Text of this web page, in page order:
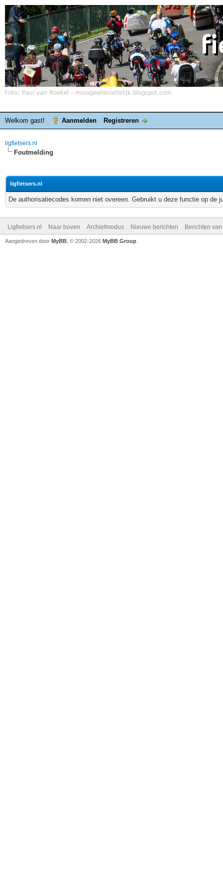
Welkom gast! Aanmelden Registreren
ligfietsers.nl
Foutmelding
ligfietsers.nl
De authorisatiecodes komen niet overeen. Gebruikt u deze functie op de
Ligfietsers.nl Naar boven Archiefmodus Nieuwe berichten Berichten
Aangedreven door MyBB , © 2002-2026 MyBB Group